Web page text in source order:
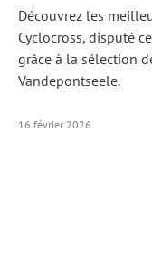
Découvrez les
Cyclocross, disputé
grâce à la sélection
Vandepontseele.
16 février 2026